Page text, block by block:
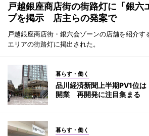
戸越銀座商店街の街路灯に「銀六
プを掲示 店主らの発案で
戸越銀座商店街・銀六会ゾーンの店舗を紹介す
エリアの街路灯に掲出された。
暮らす・働く
品川経済新聞上半期PV1位は
開業 再開発に注目集まる
暮らす・働く